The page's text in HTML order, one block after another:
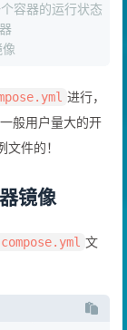
容器的运行状态
进行，
般用户量大的开
文件的！
镜像
文